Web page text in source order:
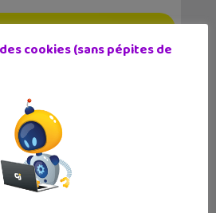
: comment les
cookies (sans pépites de